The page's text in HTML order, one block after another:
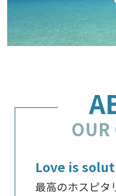
OUR
Love is
最高のホスピタ